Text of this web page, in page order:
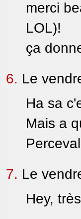
merci
LOL)!
ça
6. Le
Ha sa
Mais a
7. Le
Hey,